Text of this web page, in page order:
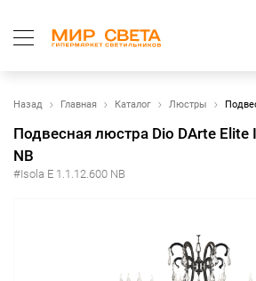
Назад Главная Каталог Люстры
Подвесная люстра Dio DArte Elite
NB
#Isola E 1.1.12.600 NB